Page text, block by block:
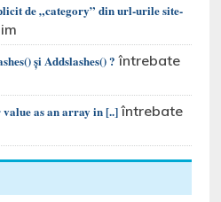
de „category” din url-urile site-
și Addslashes() ? întrebate
as an array in [..]întrebate